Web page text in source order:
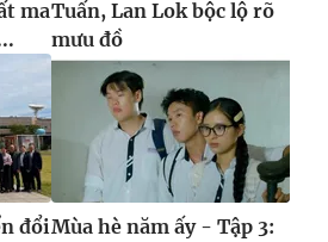
maTuấn, Lan Lok bộc lộ rõ
mưu đồ
đổiMùa hè năm ấy - Tập 3: